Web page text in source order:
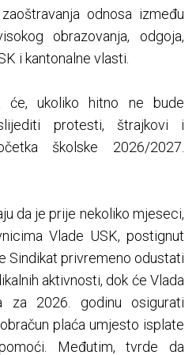
odnosa između
obrazovanja, odgoja,
i kantonalne vlasti.
će, ukoliko hitno ne bude
protesti, štrajkovi i
školske 2026/2027.
da je prije nekoliko mjeseci,
Vlade USK, postignut
Sindikat privremeno odustati
aktivnosti, dok će Vlada
za 2026. godinu osigurati
plaća umjesto isplate
Međutim, tvrde da